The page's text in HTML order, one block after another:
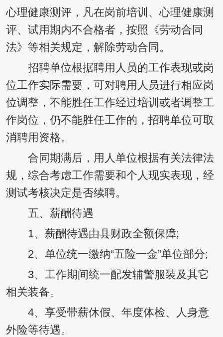
心理健康测评，凡在岗前培训、心理健康测
评、试用期内不合格者，按照《劳动合同
法》等相关规定，解除劳动合同。
招聘单位根据聘用人员的工作表现或岗
位工作实际需要，可对聘用人员进行相应岗
位调整，不能胜任工作经过培训或者调整工
作岗位，仍不能胜任工作的，招聘单位可取
消聘用资格。
合同期满后，用人单位根据有关法律法
规，综合考虑工作需要和个人现实表现，经
测试考核决定是否续聘。
五、薪酬待遇
1、薪酬待遇由县财政全额保障;
2、单位统一缴纳“五险一金”单位部分;
3、工作期间统一配发辅警服装及其它
相关装备。
4、享受带薪休假、年度体检、人身意
外险等待遇。